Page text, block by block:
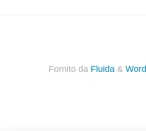
Fornito daFluida&